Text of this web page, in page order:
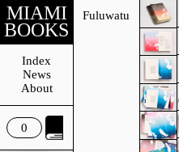
MIAMI
BOOKS
Index
News
About
0
Fuluwatu